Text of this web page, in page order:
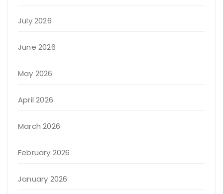
July 2026
June 2026
May 2026
April 2026
March 2026
February 2026
January 2026